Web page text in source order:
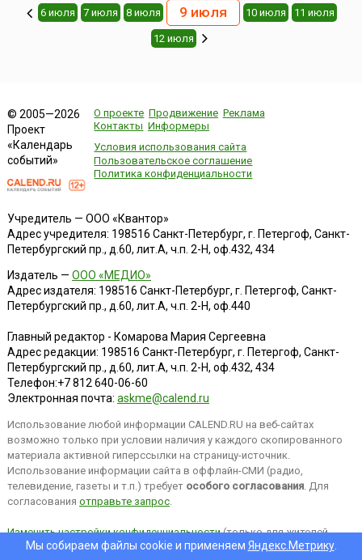
6 июля 7 июля 8 июля 9 июля 10 июля 11 июля
12 июля
© 2005—2026
Проект
«Календарь
событий»
О проекте Продвижение Реклама
Контакты Информеры
Условия использования сайта
Пользовательское соглашение
Политика конфиденциальности
Учредитель — ООО «Квантор»
Адрес учредителя: 198516 Санкт-Петербург, г. Петергоф, Санкт-
Петербургский пр., д.60, лит.А, ч.п. 2-Н, оф.432, 434
Издатель — ООО «МЕДИО»
Адрес издателя: 198516 Санкт-Петербург, г. Петергоф, Санкт-
Петербургский пр., д.60, лит.А, ч.п. 2-Н, оф.440
Главный редактор - Комарова Мария Сергеевна
Адрес редакции: 198516 Санкт-Петербург, г. Петергоф, Санкт-
Петербургский пр., д.60, лит.А, ч.п. 2-Н, оф.432, 434
Телефон:+7 812 640-06-60
Электронная почта: askme@calend.ru
Использование любой информации CALEND.RU на веб-сайтах
возможно только при условии наличия у каждого скопированного
материала активной гиперссылки на страницу-источник.
Использование информации сайта в оффлайн-СМИ (радио,
телевидение, газеты и т.п.) требует особого согласования. Для
согласования отправьте запрос.
Изменить настройки конфиденциальности(только для жителей
EEA).Мы собираем файлы cookie и применяем Яндекс.Метрику.